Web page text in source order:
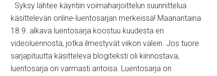
Syksy lähtee käyntiin voimaharjoittelun suunnittelua
käsittelevän online-luentosarjan merkeissä! Maanantaina
18.9. alkava luentosarja koostuu kuudesta eri
videoluennosta, jotka ilmestyvät viikon välein. Jos tuore
sarjapituutta käsittelevä blogiteksti oli kiinnostava,
luentosarja on varmasti antoisa. Luentosarja on